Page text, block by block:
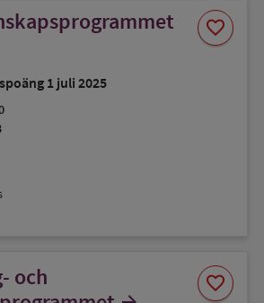
1 juli 2025
favorite
Spara
som
och
favorite
Spara
som